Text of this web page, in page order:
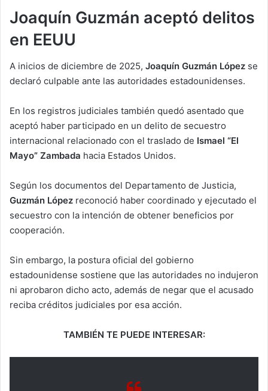
Joaquín Guzmán aceptó delitos
en EEUU
A inicios de diciembre de 2025, Joaquín Guzmán López se
declaró culpable ante las autoridades estadounidenses.
En los registros judiciales también quedó asentado que
aceptó haber participado en un delito de secuestro
internacional relacionado con el traslado de Ismael “El
Mayo” Zambada hacia Estados Unidos.
Según los documentos del Departamento de Justicia,
Guzmán López reconoció haber coordinado y ejecutado el
secuestro con la intención de obtener beneficios por
cooperación.
Sin embargo, la postura oficial del gobierno
estadounidense sostiene que las autoridades no indujeron
ni aprobaron dicho acto, además de negar que el acusado
reciba créditos judiciales por esa acción.
TAMBIÉN TE PUEDE INTERESAR: